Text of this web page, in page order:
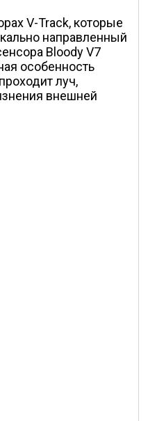
V-Track, которые
направленный
Bloody V7
особенность
луч,
внешней